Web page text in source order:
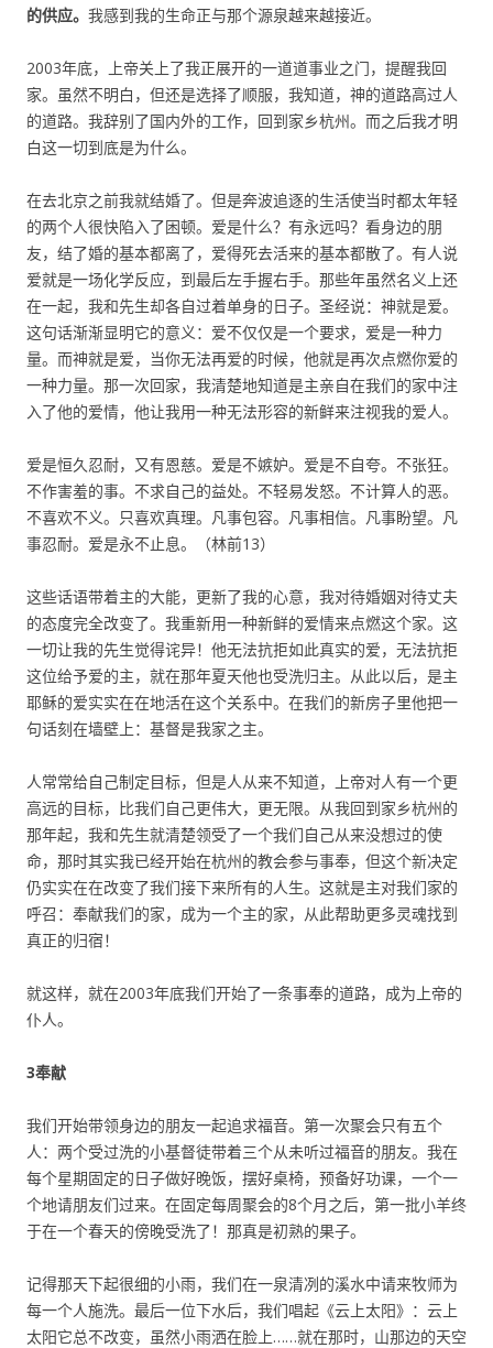
的供应。 我感到我的生命正与那个源泉越来越接近。
2003年底，上帝关上了我正展开的一道道事业之门，提醒我回
家。虽然不明白，但还是选择了顺服，我知道，神的道路高过人
的道路。我辞别了国内外的工作，回到家乡杭州。而之后我才明
白这一切到底是为什么。
在去北京之前我就结婚了。但是奔波追逐的生活使当时都太年轻
的两个人很快陷入了困顿。爱是什么？有永远吗？看身边的朋
友，结了婚的基本都离了，爱得死去活来的基本都散了。有人说
爱就是一场化学反应，到最后左手握右手。那些年虽然名义上还
在一起，我和先生却各自过着单身的日子。圣经说：神就是爱。
这句话渐渐显明它的意义：爱不仅仅是一个要求，爱是一种力
量。而神就是爱，当你无法再爱的时候，他就是再次点燃你爱的
一种力量。那一次回家，我清楚地知道是主亲自在我们的家中注
入了他的爱情，他让我用一种无法形容的新鲜来注视我的爱人。
爱是恒久忍耐，又有恩慈。爱是不嫉妒。爱是不自夸。不张狂。
不作害羞的事。不求自己的益处。不轻易发怒。不计算人的恶。
不喜欢不义。只喜欢真理。凡事包容。凡事相信。凡事盼望。凡
事忍耐。爱是永不止息。（林前13）
这些话语带着主的大能，更新了我的心意，我对待婚姻对待丈夫
的态度完全改变了。我重新用一种新鲜的爱情来点燃这个家。这
一切让我的先生觉得诧异！他无法抗拒如此真实的爱，无法抗拒
这位给予爱的主，就在那年夏天他也受洗归主。从此以后，是主
耶稣的爱实实在在地活在这个关系中。在我们的新房子里他把一
句话刻在墙壁上：基督是我家之主。
人常常给自己制定目标，但是人从来不知道，上帝对人有一个更
高远的目标，比我们自己更伟大，更无限。从我回到家乡杭州的
那年起，我和先生就清楚领受了一个我们自己从来没想过的使
命，那时其实我已经开始在杭州的教会参与事奉，但这个新决定
仍实实在在改变了我们接下来所有的人生。这就是主对我们家的
呼召：奉献我们的家，成为一个主的家，从此帮助更多灵魂找到
真正的归宿！
就这样，就在2003年底我们开始了一条事奉的道路，成为上帝的
仆人。
3奉献
我们开始带领身边的朋友一起追求福音。第一次聚会只有五个
人：两个受过洗的小基督徒带着三个从未听过福音的朋友。我在
每个星期固定的日子做好晚饭，摆好桌椅，预备好功课，一个一
个地请朋友们过来。在固定每周聚会的8个月之后，第一批小羊终
于在一个春天的傍晚受洗了！那真是初熟的果子。
记得那天下起很细的小雨，我们在一泉清冽的溪水中请来牧师为
每一个人施洗。最后一位下水后，我们唱起《云上太阳》：云上
太阳它总不改变，虽然小雨洒在脸上……就在那时，山那边的天空